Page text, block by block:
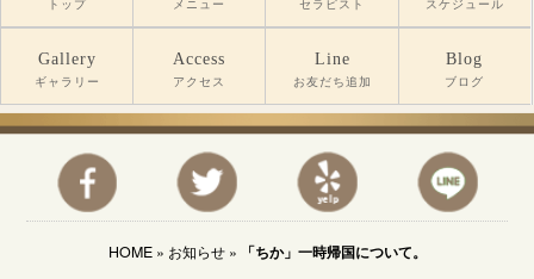
Gallery
ギャラリー
Access
アクセス
Line
お友だち追加
Blog
ブログ
HOME» お知らせ» 「ちか」一時帰国について。